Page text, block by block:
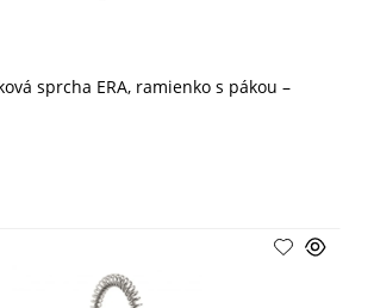
sprcha ERA, ramienko s pákou –